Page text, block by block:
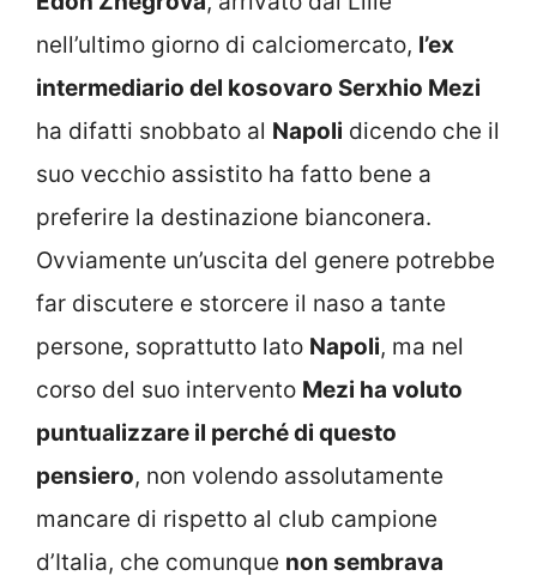
nell’ultimo giorno di calciomercato, l’ex
intermediario del kosovaro Serxhio Mezi
ha difatti snobbato al Napoli dicendo che il
suo vecchio assistito ha fatto bene a
preferire la destinazione bianconera.
Ovviamente un’uscita del genere potrebbe
far discutere e storcere il naso a tante
persone, soprattutto lato Napoli, ma nel
corso del suo intervento Mezi ha voluto
puntualizzare il perché di questo
pensiero, non volendo assolutamente
mancare di rispetto al club campione
d’Italia, che comunque non sembrava